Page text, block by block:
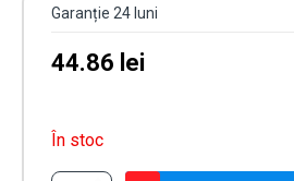
Garanție 24 luni
44.86 lei
În stoc